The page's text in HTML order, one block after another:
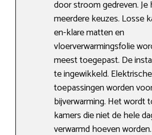
door stroom gedreven.
meerdere keuzes. Losse
en-klare matten en
vloerverwarmingsfolie
meest toegepast. De
te ingewikkeld. Elektrische
toepassingen worden
bijverwarming. Het wordt
kamers die niet de hele
verwarmd hoeven